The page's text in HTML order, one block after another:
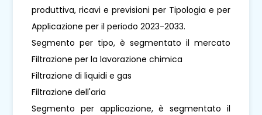
produttiva, ricavi e previsioni per Tipologia e per
Applicazione per il periodo 2023-2033.
Segmento per tipo, è segmentato il mercato
Filtrazione per la lavorazione chimica
Filtrazione di liquidi e gas
Filtrazione dell'aria
Segmento per applicazione, è segmentato il